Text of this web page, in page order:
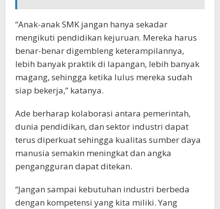
“Anak-anak SMK jangan hanya sekadar
mengikuti pendidikan kejuruan. Mereka harus
benar-benar digembleng keterampilannya,
lebih banyak praktik di lapangan, lebih banyak
magang, sehingga ketika lulus mereka sudah
siap bekerja,” katanya.
Ade berharap kolaborasi antara pemerintah,
dunia pendidikan, dan sektor industri dapat
terus diperkuat sehingga kualitas sumber daya
manusia semakin meningkat dan angka
pengangguran dapat ditekan.
“Jangan sampai kebutuhan industri berbeda
dengan kompetensi yang kita miliki. Yang